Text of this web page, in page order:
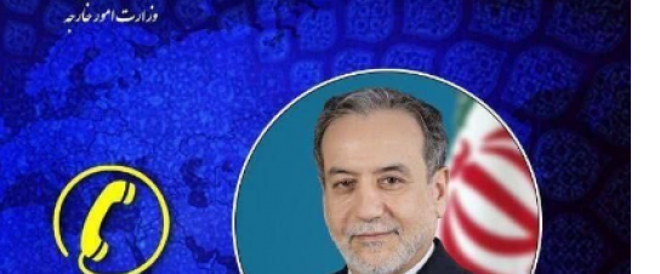
درگیری لفظی ترامپ و هگست بر سر بحران مهمات و درگیری با ایران
مهندسی حاکمیت؛ بازتعریف قواعد منازعه در نبرد روایت‌ها
بقائی: برنامه‌ای برای سفر به قطر و پاکستان نداریم/بیانیه مشترک ایران و عمان در مرحله تدوین